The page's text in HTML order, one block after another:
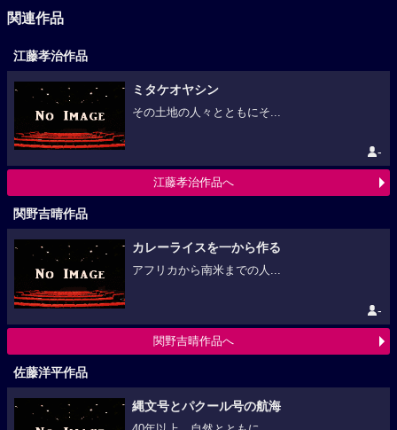
関連作品
江藤孝治作品
ミタケオヤシン
その土地の人々とともにそ...
-
江藤孝治作品へ
関野吉晴作品
カレーライスを一から作る
アフリカから南米までの人...
-
関野吉晴作品へ
佐藤洋平作品
縄文号とパクール号の航海